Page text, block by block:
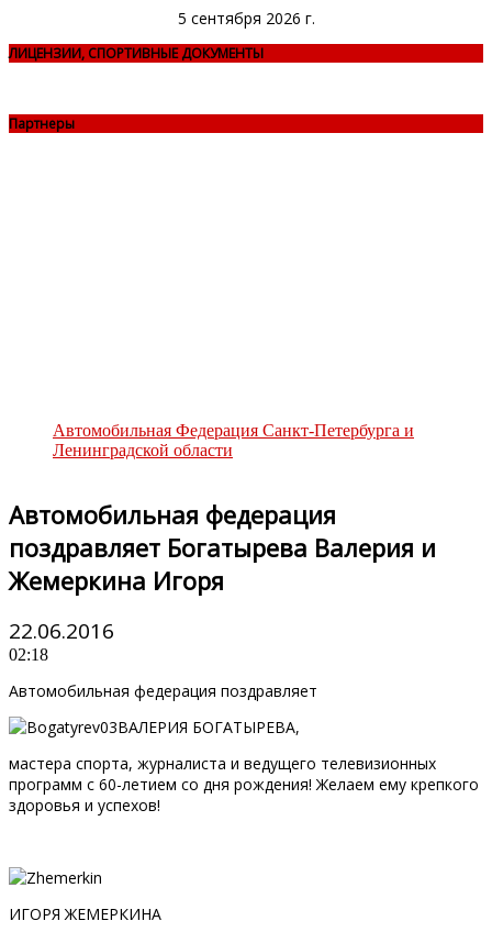
5 сентября 2026 г.
ЛИЦЕНЗИИ, СПОРТИВНЫЕ ДОКУМЕНТЫ
Партнеры
Автомобильная Федерация Санкт-Петербурга и
Ленинградской области
Автомобильная федерация
поздравляет Богатырева Валерия и
Жемеркина Игоря
22.06.2016
02:18
Автомобильная федерация поздравляет
ВАЛЕРИЯ БОГАТЫРЕВА,
мастера спорта, журналиста и ведущего телевизионных
программ с 60-летием со дня рождения! Желаем ему крепкого
здоровья и успехов!
ИГОРЯ ЖЕМЕРКИНА